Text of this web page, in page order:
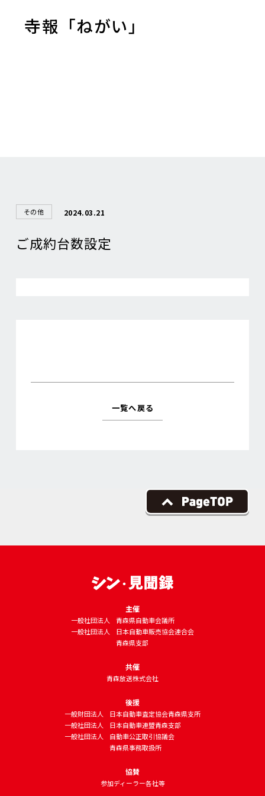
寺報「ねがい」
その他 2024.03.21
ご成約台数設定
一覧へ戻る
主催
一般社団法人
青森県自動車会議所
一般社団法人
日本自動車販売協会連合会
青森県支部
共催
青森放送株式会社
後援
一般財団法人
日本自動車査定協会青森県支所
一般社団法人
日本自動車連盟青森支部
一般社団法人
自動車公正取引協議会
青森県事務取扱所
協賛
参加ディーラー各社等